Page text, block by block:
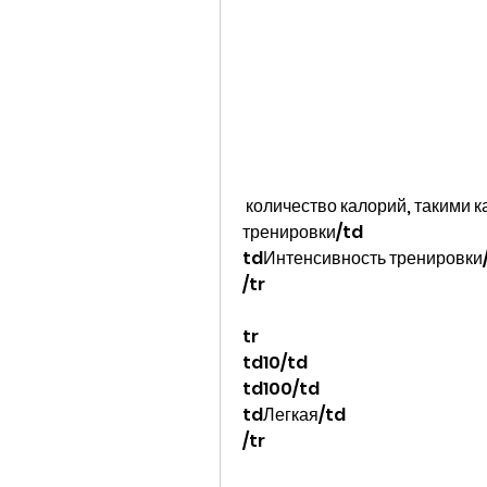
тренировки/td
tdИнтенсивность
/tr
tr
td10/td
td100/td
tdЛегкая/td
/tr